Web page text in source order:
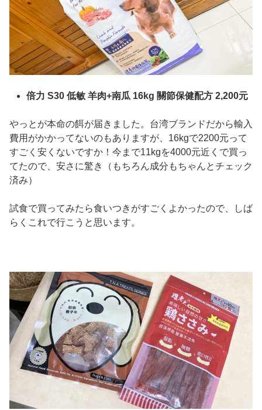
倍力 S30 低敏 羊肉+南瓜 16kg 關節保健配方 2,200元
やっとが本命の餌が届きました。台湾ブランドだから輸入
費用がかかってないのもありますが、16kgで2200元って
すごく安くないですか！今まで11kgを4000元近くで買っ
てたので、安さに驚き（もちろん成分もちゃんとチェック
済み）
試食で買ってみたら食いつきがすごくよかったので、しば
らくこれで行こうと思います。